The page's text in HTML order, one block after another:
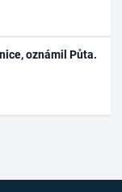
oznámil Půta.